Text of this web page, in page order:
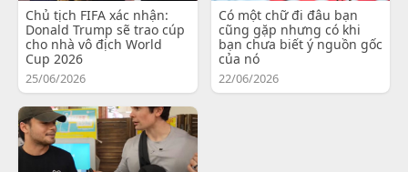
Chủ tịch FIFA xác nhận:
Donald Trump sẽ trao cúp
cho nhà vô địch World
Cup 2026
25/06/2026
Có một chữ đi đâu bạn
cũng gặp nhưng có khi
bạn chưa biết ý nguồn gốc
của nó
22/06/2026